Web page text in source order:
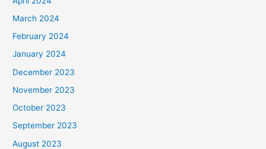
March 2024
February 2024
January 2024
December 2023
November 2023
October 2023
September 2023
August 2023